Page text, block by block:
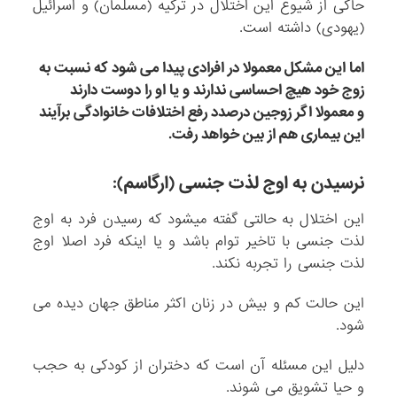
حاکی از شیوع این اختلال در ترکیه (مسلمان) و اسرائیل
(یهودی) داشته است.
اما این مشکل معمولا در افرادی پیدا می شود که نسبت به
زوج خود هیچ احساسی ندارند و یا او را دوست دارند
و معمولا اگر زوجین درصدد رفع اختلافات خانوادگی برآیند
این بیماری هم از بین خواهد رفت.
نرسیدن به اوج لذت جنسی (ارگاسم):
این اختلال به حالتی گفته میشود که رسیدن فرد به اوج
لذت جنسی با تاخیر توام باشد و یا اینکه فرد اصلا اوج
لذت جنسی را تجربه نکند.
این حالت کم و بیش در زنان اکثر مناطق جهان دیده می
شود.
دلیل این مسئله آن است که دختران از کودکی به حجب
و حیا تشویق می شوند.